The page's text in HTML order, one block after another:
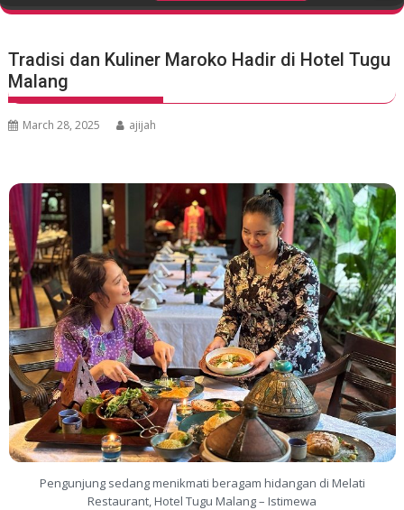
t
Tradisi dan Kuliner Maroko Hadir di Hotel Tugu
Malang
March 28, 2025 ajijah
Pengunjung sedang menikmati beragam hidangan di Melati
Restaurant, Hotel Tugu Malang – Istimewa